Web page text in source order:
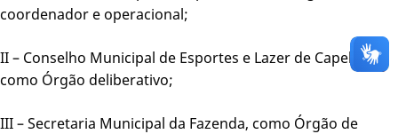
coordenador e operacional;
II – Conselho Municipal de Esportes e Lazer de Capelinha,
como Órgão deliberativo;
III – Secretaria Municipal da Fazenda, como Órgão de